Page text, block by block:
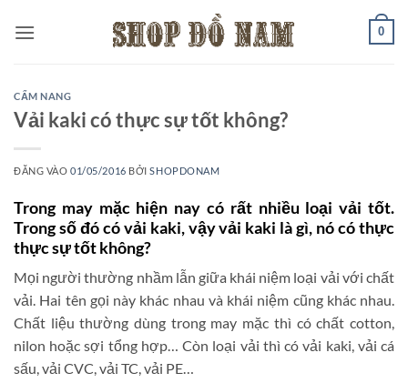
qua
0
CẨM NANG
Vải kaki có thực sự tốt không?
ĐĂNG VÀO01/05/2016 BỞISHOPDONAM
Trong may mặc hiện nay có rất nhiều loại vải tốt.
Trong số đó có vải kaki, vậy vải kaki là gì, nó có thực
thực sự tốt không?
Mọi người thường nhầm lẫn giữa khái niệm loại vải với chất
vải. Hai tên gọi này khác nhau và khái niệm cũng khác nhau.
Chất liệu thường dùng trong may mặc thì có chất cotton,
nilon hoặc sợi tổng hợp… Còn loại vải thì có vải kaki, vải cá
sấu, vải CVC, vải TC, vải PE…